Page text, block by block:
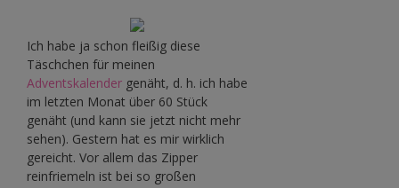
Ich habe ja schon fleißig diese
Täschchen für meinen
Adventskalender genäht, d. h. ich habe
im letzten Monat über 60 Stück
genäht (und kann sie jetzt nicht mehr
sehen). Gestern hat es mir wirklich
gereicht. Vor allem das Zipper
reinfriemeln ist bei so großen